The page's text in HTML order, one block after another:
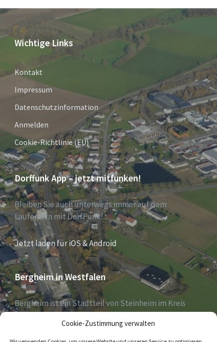
Cookie-Zustimmung verwalten
Wichtige Links
Kontakt
Impressum
Datenschutzinformation
Anmelden
Cookie-Richtlinie (EU)
Dorffunk App – jetzt mitfunken!
Bleiben Sie auch unterwegs immer auf dem
Laufenden mit DorfFunk!
Jetzt laden für iOS & Android
Bergheim in Westfalen
Bergheim ist ein Stadtteil von Steinheim im Kreis
Höxter, Nordrhein-Westfalen, und zählt aktuell 1030
Einwohner – Stand 31. Dezember 2018.